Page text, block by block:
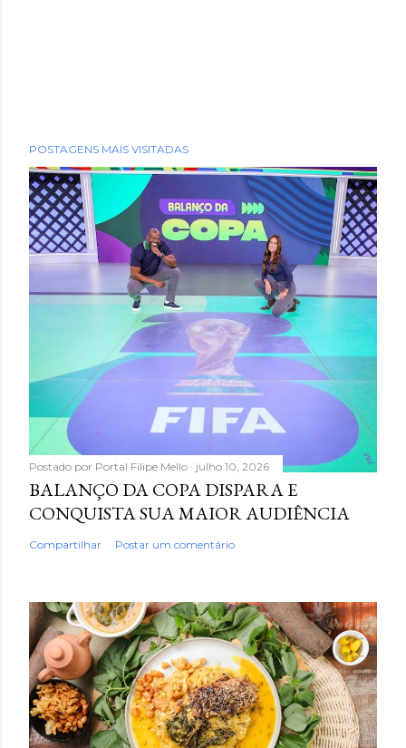
POSTAGENS MAIS VISITADAS
Postado por Portal Filipe Mello julho 10, 2026
BALANÇO DA COPA DISPARA E
CONQUISTA SUA MAIOR AUDIÊNCIA
Compartilhar Postar um comentário